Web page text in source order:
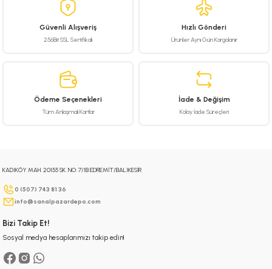
Görüş ve önerileriniz için teşekkür ederiz.
Ürün resmi kalitesiz, bozuk veya görüntülenemiyor.
Ürün bilgilerinde hatalar bulunuyor.
Ürün fiyatı diğer sitelerden daha pahalı.
Bu ürüne benzer farklı alternatifler olmalı.
Güvenli Alışveriş
256Bit SSL Sertifikalı
Hızlı Gönderi
Ürünler Aynı Gün Kargolanır
Ödeme Seçenekleri
Tüm Anlaşmalı Kartlar
İade & Değişim
Kolay İade Süreçleri
KADIKÖY MAH. 20155 SK. NO: 7/1B EDREMİT/BALIKESİR
0 (507) 743 81 36
info@sanalpazardepo.com
Bizi Takip Et!
Sosyal medya hesaplarımızı takip edin!